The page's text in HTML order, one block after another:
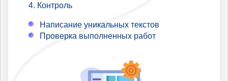
Контроль
Написание уникальных текстов
Проверка выполненных работ